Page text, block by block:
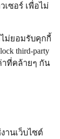
ซอร์ เพื่อไม่
ม่ยอมรับคุกกี้
third-party
าที่คล้ายๆ กัน
านเว็บไซต์